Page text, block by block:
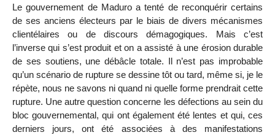
Le gouvernement de Maduro a tenté de reconquérir certains
de ses anciens électeurs par le biais de divers mécanismes
clientélaires ou de discours démagogiques. Mais c’est
l’inverse qui s’est produit et on a assisté à une érosion durable
de ses soutiens, une débâcle totale. Il n’est pas improbable
qu’un scénario de rupture se dessine tôt ou tard, même si, je le
répète, nous ne savons ni quand ni quelle forme prendrait cette
rupture. Une autre question concerne les défections au sein du
bloc gouvernemental, qui ont également été lentes et qui, ces
derniers jours, ont été associées à des manifestations